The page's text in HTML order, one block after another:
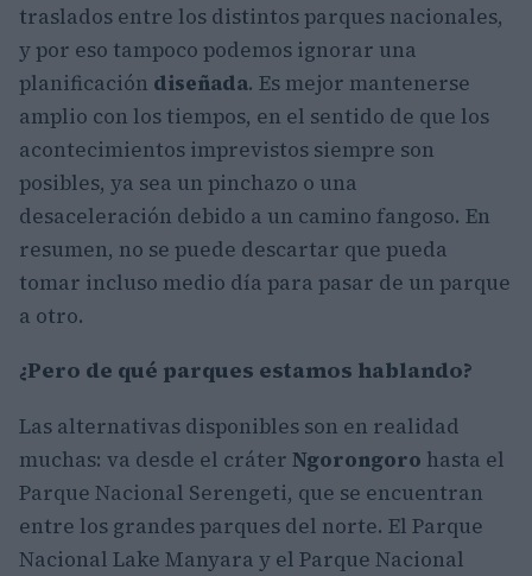
traslados entre los distintos parques nacionales,
y por eso tampoco podemos ignorar una
planificación diseñada. Es mejor mantenerse
amplio con los tiempos, en el sentido de que los
acontecimientos imprevistos siempre son
posibles, ya sea un pinchazo o una
desaceleración debido a un camino fangoso. En
resumen, no se puede descartar que pueda
tomar incluso medio día para pasar de un parque
a otro.
¿Pero de qué parques estamos hablando?
Las alternativas disponibles son en realidad
muchas: va desde el cráter Ngorongoro hasta el
Parque Nacional Serengeti, que se encuentran
entre los grandes parques del norte. El Parque
Nacional Lake Manyara y el Parque Nacional